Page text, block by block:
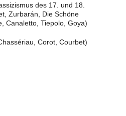
des 17. und 18.
Zurbarán, Die Schöne
Canaletto, Tiepolo, Goya)
Corot, Courbet)